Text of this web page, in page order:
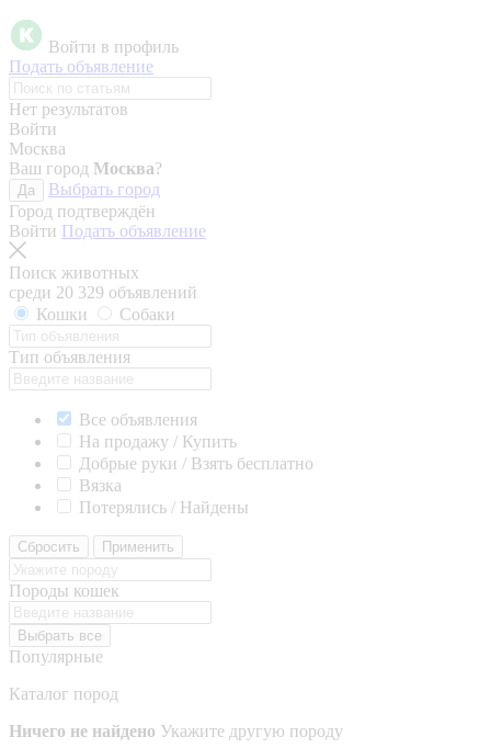
Войти в профиль
Подать объявление
Нет результатов
Войти
Москва
Ваш город Москва?
Да
Выбрать город
Город подтверждён
Войти Подать объявление
Поиск животных
среди 20 329 объявлений
Кошки
Собаки
Тип объявления
Все объявления
На продажу / Купить
Добрые руки / Взять бесплатно
Вязка
Потерялись / Найдены
Сбросить Применить
Породы кошек
Выбрать все
Популярные
Каталог пород
Ничего не найдено Укажите другую породу